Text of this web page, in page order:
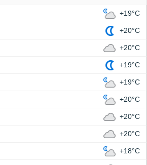
+19°C
+20°C
+20°C
+19°C
+19°C
+20°C
+20°C
+20°C
+18°C